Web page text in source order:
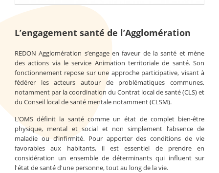
L’engagement santé de l’Agglomération
REDON Agglomération s’engage en faveur de la santé et mène
des actions via le service Animation territoriale de santé. Son
fonctionnement repose sur une approche participative, visant à
fédérer les acteurs autour de problématiques communes,
notamment par la coordination du Contrat local de santé (CLS) et
du Conseil local de santé mentale notamment (CLSM).
L’OMS définit la santé comme un état de complet bien-être
physique, mental et social et non simplement l’absence de
maladie ou d’infirmité. Pour apporter des conditions de vie
favorables aux habitants, il est essentiel de prendre en
considération un ensemble de déterminants qui influent sur
l'état de santé d'une personne, tout au long de la vie.